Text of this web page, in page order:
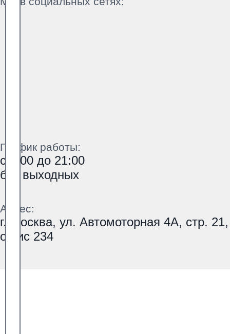
График работы:
с 9:00 до 21:00
без выходных
Адрес:
г. Москва, ул. Автомоторная 4А, стр. 21,
офис 234